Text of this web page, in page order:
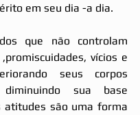
em seu dia -a dia.
que não controlam
vícios e
seus corpos
diminuindo sua base
atitudes são uma forma